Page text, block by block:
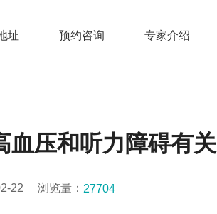
址 预约咨询 专家介绍
血压和听力障碍有关
22 浏览量： 27704